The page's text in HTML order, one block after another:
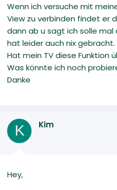
Wenn ich versuche mit
View zu verbinden findet er
dann ab u sagt ich solle mal
hat leider auch nix gebracht.
Hat mein TV diese Funktion
Was könnte ich noch
Danke
K Kim
Hey,